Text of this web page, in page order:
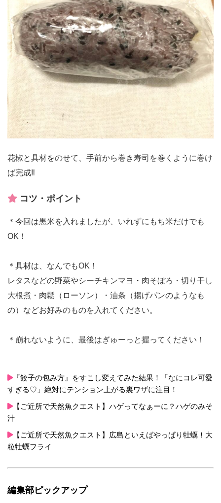
花椒と具材をのせて、手前から巻き寿司を巻くように巻け
ば完成‼︎
コツ・ポイント
＊今回は黒米を入れましたが、いれずにもち米だけでも
OK！
＊具材は、なんでもOK！
レタスなどの野菜やシーチキンマヨ・肉そぼろ・切り干し
大根煮・肉鬆（ローソン）・油条（揚げパンのようなも
の）などお好みのものを入れてください。
＊崩れないように、最後はぎゅーっと握ってください！
『餃子の包み方』をすこし変えてみた結果！「なにコレ可愛
すぎる♡」絶対にテンション上がる裏ワザに注目！
【ご近所で天然魚クエスト】ハゲってなぁーに？ハゲのみそ
汁
【ご近所で天然魚クエスト】広島といえばやっぱり牡蠣！大
粒牡蠣フライ
編集部ピックアップ